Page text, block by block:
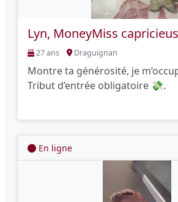
Lyn, MoneyMiss
27 ans Draguignan
Montre ta générosité, je
Tribut d’entrée obligatoire 💸.
En ligne